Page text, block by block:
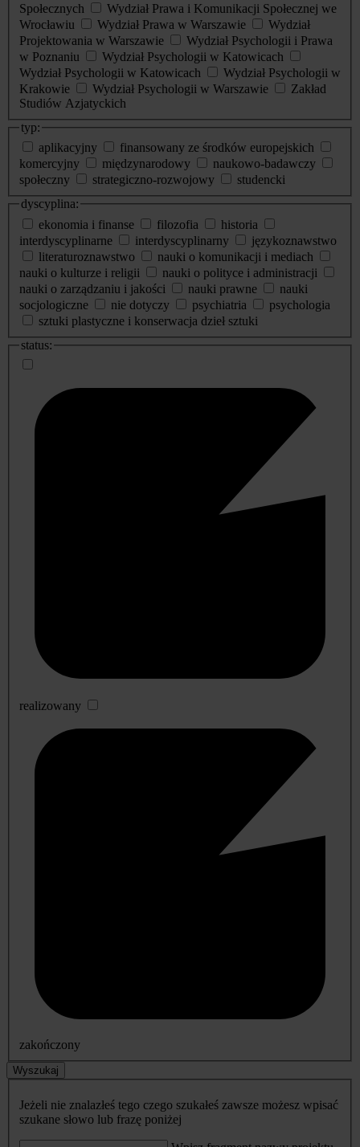
Społecznych
Wydział Prawa i Komunikacji Społecznej we
Wrocławiu
Wydział Prawa w Warszawie
Wydział
Projektowania w Warszawie
Wydział Psychologii i Prawa
w Poznaniu
Wydział Psychologii w Katowicach
Wydział Psychologii w Katowicach
Wydział Psychologii w
Krakowie
Wydział Psychologii w Warszawie
Zakład
Studiów Azjatyckich
typ:
aplikacyjny
finansowany ze środków europejskich
komercyjny
międzynarodowy
naukowo-badawczy
społeczny
strategiczno-rozwojowy
studencki
dyscyplina:
ekonomia i finanse
filozofia
historia
interdyscyplinarne
interdyscyplinarny
językoznawstwo
literaturoznawstwo
nauki o komunikacji i mediach
nauki o kulturze i religii
nauki o polityce i administracji
nauki o zarządzaniu i jakości
nauki prawne
nauki
socjologiczne
nie dotyczy psychiatria
psychologia
sztuki plastyczne i konserwacja dzieł sztuki
status:
realizowany
zakończony
Wyszukaj
Jeżeli nie znalazłeś tego czego szukałeś zawsze możesz wpisać
szukane słowo lub frazę poniżej